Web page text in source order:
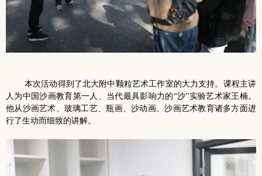
本次活动得到了北大附中颗粒艺术工作室的大力支持。课程主讲
人为中国沙画教育第一人、当代最具影响力的“沙”实验艺术家王楠。
他从沙画艺术、玻璃工艺、瓶画、沙动画、沙画艺术教育诸多方面进
行了生动而细致的讲解。